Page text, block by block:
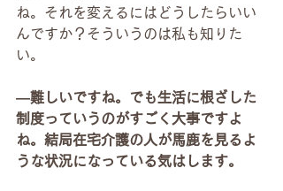
ね。それを変えるにはどうしたらいい
んですか？そういうのは私も知りた
い。
―難しいですね。でも生活に根ざした
制度っていうのがすごく大事ですよ
ね。結局在宅介護の人が馬鹿を見るよ
うな状況になっている気はします。